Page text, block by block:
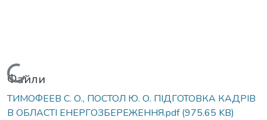
Вантажиться...
Файли
ТИМОФЕЕВ С. О., ПОСТОЛ Ю. О. ПІДГОТОВКА КАДРІВ
В ОБЛАСТІ ЕНЕРГОЗБЕРЕЖЕННЯ.pdf(975.65 KB)